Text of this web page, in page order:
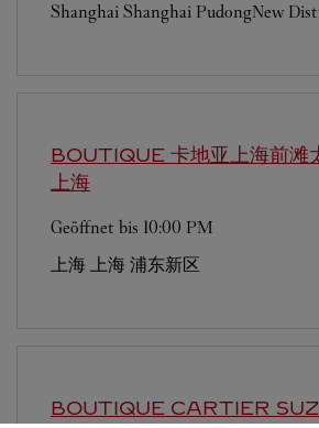
Shanghai Shanghai PudongNew
BOUTIQUE 卡地亚上海前滩
上海
Geöffnet bis 10:00 PM
上海 上海 浦东新区
BOUTIQUE CARTIER